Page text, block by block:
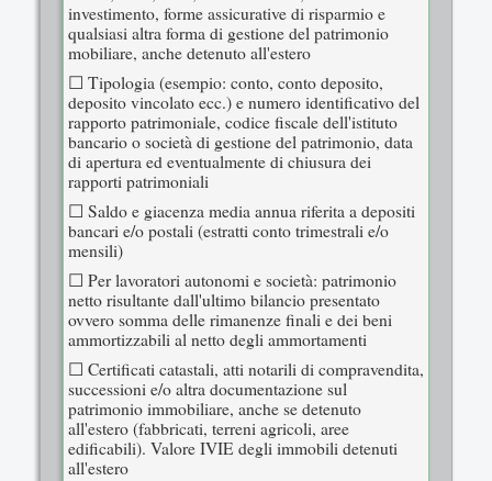
investimento, forme assicurative di risparmio e
qualsiasi altra forma di gestione del patrimonio
mobiliare, anche detenuto all'estero
☐ Tipologia (esempio: conto, conto deposito,
deposito vincolato ecc.) e numero identificativo del
rapporto patrimoniale, codice fiscale dell'istituto
bancario o società di gestione del patrimonio, data
di apertura ed eventualmente di chiusura dei
rapporti patrimoniali
☐ Saldo e giacenza media annua riferita a depositi
bancari e/o postali (estratti conto trimestrali e/o
mensili)
☐ Per lavoratori autonomi e società: patrimonio
netto risultante dall'ultimo bilancio presentato
ovvero somma delle rimanenze finali e dei beni
ammortizzabili al netto degli ammortamenti
☐ Certificati catastali, atti notarili di compravendita,
successioni e/o altra documentazione sul
patrimonio immobiliare, anche se detenuto
all'estero (fabbricati, terreni agricoli, aree
edificabili). Valore IVIE degli immobili detenuti
all'estero